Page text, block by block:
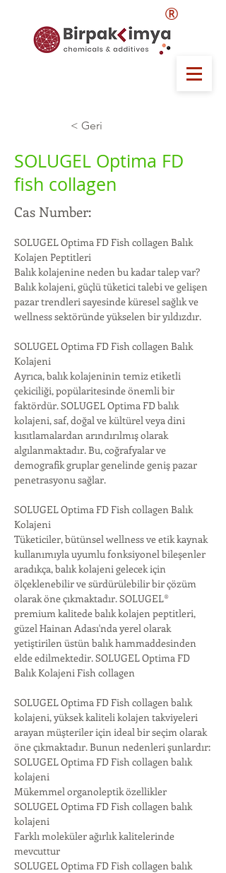
®
< Geri
SOLUGEL Optima FD
fish collagen
Cas Number:
SOLUGEL Optima FD Fish collagen Balık
Kolajen Peptitleri
Balık kolajenine neden bu kadar talep var?
Balık kolajeni, güçlü tüketici talebi ve gelişen
pazar trendleri sayesinde küresel sağlık ve
wellness sektöründe yükselen bir yıldızdır.
SOLUGEL Optima FD Fish collagen Balık
Kolajeni
Ayrıca, balık kolajeninin temiz etiketli
çekiciliği, popülaritesinde önemli bir
faktördür. SOLUGEL Optima FD balık
kolajeni, saf, doğal ve kültürel veya dini
kısıtlamalardan arındırılmış olarak
algılanmaktadır. Bu, coğrafyalar ve
demografik gruplar genelinde geniş pazar
penetrasyonu sağlar.
SOLUGEL Optima FD Fish collagen Balık
Kolajeni
Tüketiciler, bütünsel wellness ve etik kaynak
kullanımıyla uyumlu fonksiyonel bileşenler
aradıkça, balık kolajeni gelecek için
ölçeklenebilir ve sürdürülebilir bir çözüm
olarak öne çıkmaktadır. SOLUGEL®
premium kalitede balık kolajen peptitleri,
güzel Hainan Adası'nda yerel olarak
yetiştirilen üstün balık hammaddesinden
elde edilmektedir. SOLUGEL Optima FD
Balık Kolajeni Fish collagen
SOLUGEL Optima FD Fish collagen balık
kolajeni, yüksek kaliteli kolajen takviyeleri
arayan müşteriler için ideal bir seçim olarak
öne çıkmaktadır. Bunun nedenleri şunlardır:
SOLUGEL Optima FD Fish collagen balık
kolajeni
Mükemmel organoleptik özellikler
SOLUGEL Optima FD Fish collagen balık
kolajeni
Farklı moleküler ağırlık kalitelerinde
mevcuttur
SOLUGEL Optima FD Fish collagen balık